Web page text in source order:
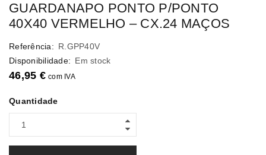
GUARDANAPO PONTO P/PONTO
40X40 VERMELHO – CX.24 MAÇOS
Referência: R.GPP40V
Disponibilidade: Em stock
46,95 € com IVA
Quantidade